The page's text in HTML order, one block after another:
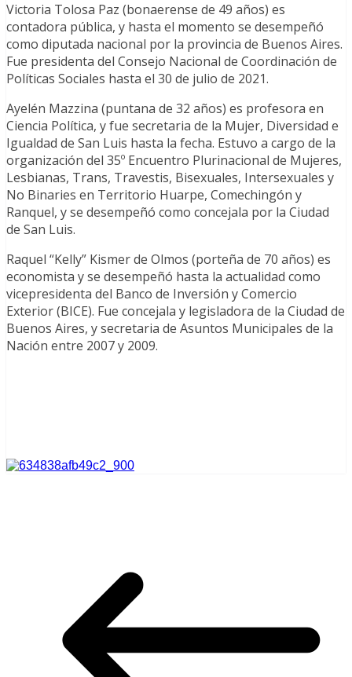
Victoria Tolosa Paz (bonaerense de 49 años) es
contadora pública, y hasta el momento se desempeñó
como diputada nacional por la provincia de Buenos Aires.
Fue presidenta del Consejo Nacional de Coordinación de
Políticas Sociales hasta el 30 de julio de 2021.
Ayelén Mazzina (puntana de 32 años) es profesora en
Ciencia Política, y fue secretaria de la Mujer, Diversidad e
Igualdad de San Luis hasta la fecha. Estuvo a cargo de la
organización del 35º Encuentro Plurinacional de Mujeres,
Lesbianas, Trans, Travestis, Bisexuales, Intersexuales y
No Binaries en Territorio Huarpe, Comechingón y
Ranquel, y se desempeñó como concejala por la Ciudad
de San Luis.
Raquel “Kelly” Kismer de Olmos (porteña de 70 años) es
economista y se desempeñó hasta la actualidad como
vicepresidenta del Banco de Inversión y Comercio
Exterior (BICE). Fue concejala y legisladora de la Ciudad de
Buenos Aires, y secretaria de Asuntos Municipales de la
Nación entre 2007 y 2009.